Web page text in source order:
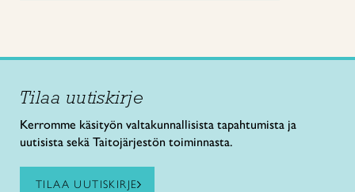
Tilaa uutiskirje
Kerromme käsityön valtakunnallisista tapahtumista ja
uutisista sekä Taitojärjestön toiminnasta.
TILAA UUTISKIRJE